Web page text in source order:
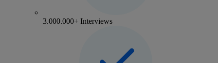
3.000.000+ Interviews